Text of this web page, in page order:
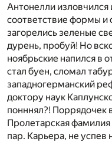
Антонелли
соответствие формы и
загорелись зеленые
дурень, пробуй! Но
ноябрьские напился в
стал буен, сломал
западногерманский
доктору наук
понннял?! Поррядочек
Пролетарская
пар. Карьера, не успев